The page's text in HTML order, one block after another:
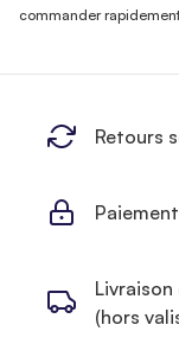
commander
Retours
(hors